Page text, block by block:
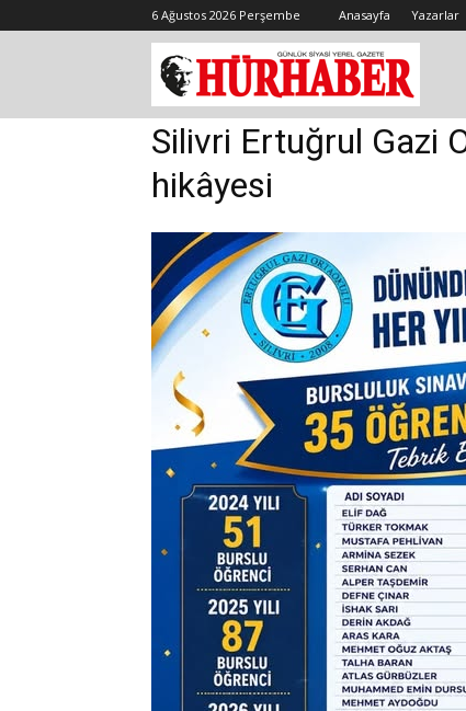
6 Ağustos 2026 Perşembe Anasayfa Yazarlar
Silivri Ertuğrul Gazi
hikâyesi